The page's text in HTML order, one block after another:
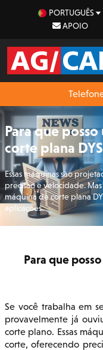
PORTUGUÊS
APOIO
Para que
corte plana
Essas máquinas são
precisão e velocidade.
máquina de corte plana
aplicações.
Para que
Se você trabalha em
provavelmente já
corte plano. Essas
corte, oferecendo